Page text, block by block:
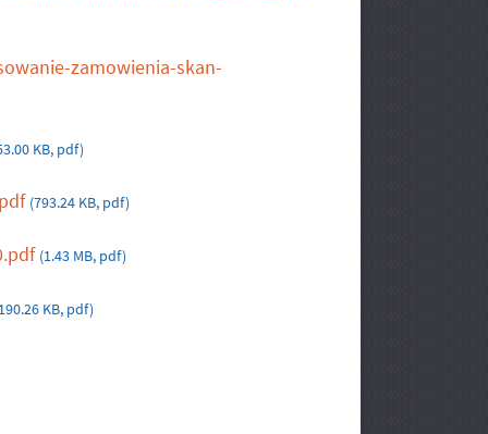
zamowienia-skan-
KB, pdf)
(793.24 KB, pdf)
(1.43 MB, pdf)
KB, pdf)